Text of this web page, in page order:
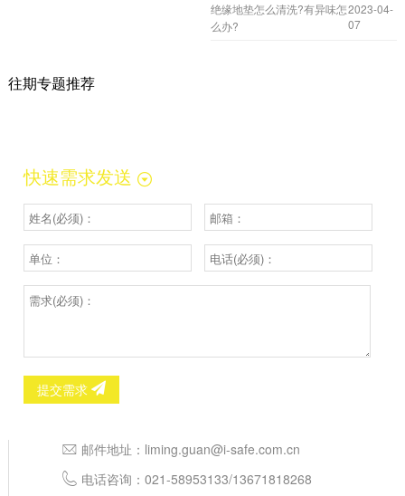
绝缘地垫怎么清洗?有异味怎
么办?
2023-04-
07
往期专题推荐
快速需求发送
提交需求
邮件地址： liming.guan@i-safe.com.cn
电话咨询： 021-58953133/13671818268